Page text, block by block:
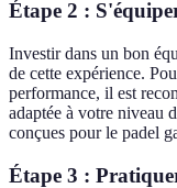
Étape 2 :
Investir dans un bon
de cette expérience.
performance, il est
adaptée à votre niveau
conçues pour le padel
Étape 3 :